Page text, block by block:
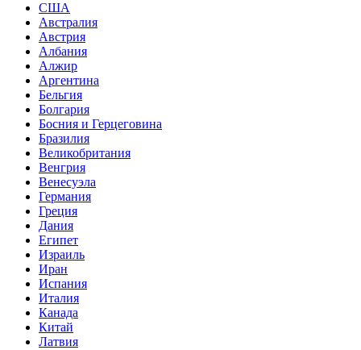
США
Австралия
Австрия
Албания
Алжир
Аргентина
Бельгия
Болгария
Босния и Герцеговина
Бразилия
Великобритания
Венгрия
Венесуэла
Германия
Греция
Дания
Египет
Израиль
Иран
Испания
Италия
Канада
Китай
Латвия